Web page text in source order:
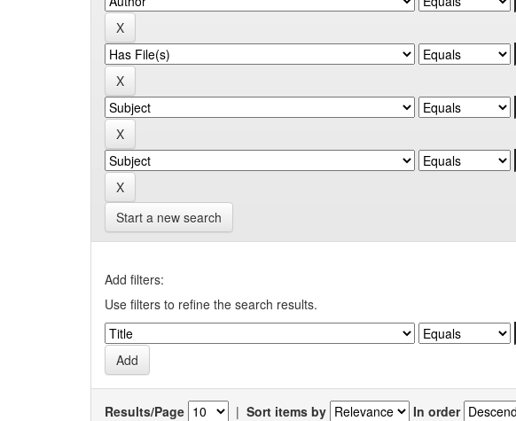
Start a new search
Add filters:
Use filters to refine the search results.
Results/Page | Sort items by In order